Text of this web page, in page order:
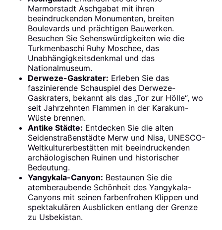
Marmorstadt Aschgabat mit ihren
beeindruckenden Monumenten, breiten
Boulevards und prächtigen Bauwerken.
Besuchen Sie Sehenswürdigkeiten wie die
Turkmenbaschi Ruhy Moschee, das
Unabhängigkeitsdenkmal und das
Nationalmuseum.
Derweze-Gaskrater: Erleben Sie das
faszinierende Schauspiel des Derweze-
Gaskraters, bekannt als das „Tor zur Hölle“, wo
seit Jahrzehnten Flammen in der Karakum-
Wüste brennen.
Antike Städte: Entdecken Sie die alten
Seidenstraßenstädte Merw und Nisa, UNESCO-
Weltkulturerbestätten mit beeindruckenden
archäologischen Ruinen und historischer
Bedeutung.
Yangykala-Canyon: Bestaunen Sie die
atemberaubende Schönheit des Yangykala-
Canyons mit seinen farbenfrohen Klippen und
spektakulären Ausblicken entlang der Grenze
zu Usbekistan.